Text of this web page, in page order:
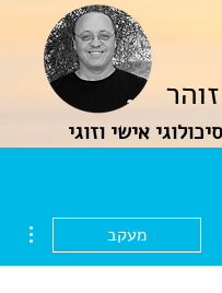
אישי וזוגי
מעקב